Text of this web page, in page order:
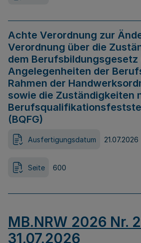
Achte Verordnung zur
Verordnung über die
dem Berufsbildungsgesetz
Angelegenheiten der
Rahmen der
sowie die Zuständigkeiten
(BQFG)
Ausfertigungsdatum 21.07.2026
Seite 600
MB.NRW 2026 Nr.
31.07.2026